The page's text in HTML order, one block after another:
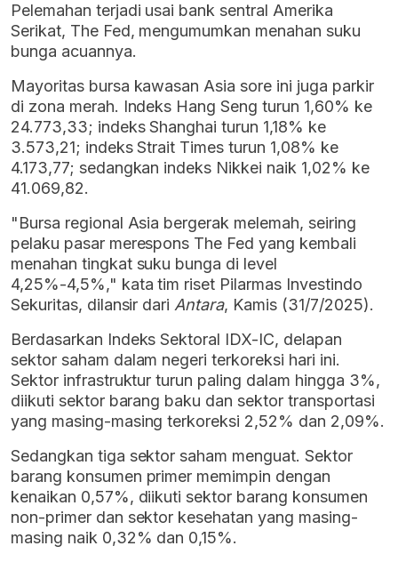
Pelemahan terjadi usai bank sentral Amerika
Serikat, The Fed, mengumumkan menahan suku
bunga acuannya.
Mayoritas bursa kawasan Asia sore ini juga parkir
di zona merah. Indeks Hang Seng turun 1,60% ke
24.773,33; indeks Shanghai turun 1,18% ke
3.573,21; indeks Strait Times turun 1,08% ke
4.173,77; sedangkan indeks Nikkei naik 1,02% ke
41.069,82.
"Bursa regional Asia bergerak melemah, seiring
pelaku pasar merespons The Fed yang kembali
menahan tingkat suku bunga di level
4,25%-4,5%," kata tim riset Pilarmas Investindo
Sekuritas, dilansir dari Antara, Kamis (31/7/2025).
Berdasarkan Indeks Sektoral IDX-IC, delapan
sektor saham dalam negeri terkoreksi hari ini.
Sektor infrastruktur turun paling dalam hingga 3%,
diikuti sektor barang baku dan sektor transportasi
yang masing-masing terkoreksi 2,52% dan 2,09%.
Sedangkan tiga sektor saham menguat. Sektor
barang konsumen primer memimpin dengan
kenaikan 0,57%, diikuti sektor barang konsumen
non-primer dan sektor kesehatan yang masing-
masing naik 0,32% dan 0,15%.